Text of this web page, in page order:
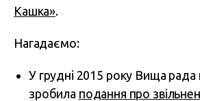
Кашка».
Нагадаємо:
У грудні 2015 року Вища рада
зробила подання про